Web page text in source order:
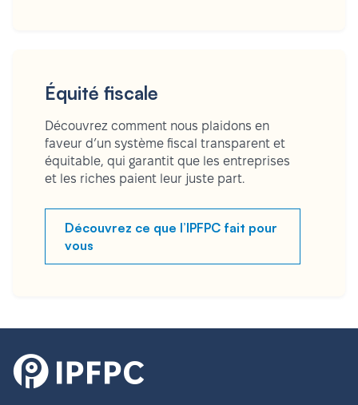
Équité fiscale
Découvrez comment nous plaidons en
faveur d’un système fiscal transparent et
équitable, qui garantit que les entreprises
et les riches paient leur juste part.
Découvrez ce que l’IPFPC fait pour
vous